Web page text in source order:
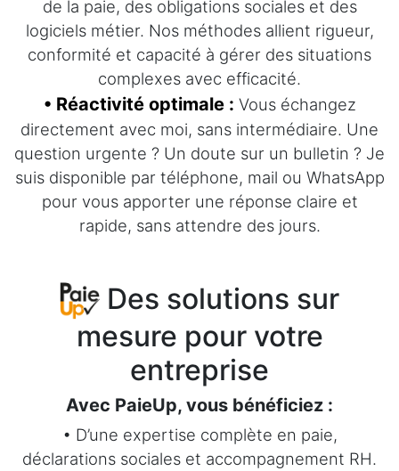
de la paie, des obligations sociales et des
logiciels métier. Nos méthodes allient rigueur,
conformité et capacité à gérer des situations
complexes avec efficacité.
• Réactivité optimale : Vous échangez
directement avec moi, sans intermédiaire. Une
question urgente ? Un doute sur un bulletin ? Je
suis disponible par téléphone, mail ou WhatsApp
pour vous apporter une réponse claire et
rapide, sans attendre des jours.
Des solutions sur
mesure pour votre
entreprise
Avec PaieUp, vous bénéficiez :
• D’une expertise complète en paie,
déclarations sociales et accompagnement RH.